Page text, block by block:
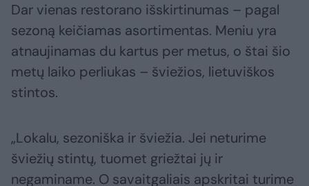
Dar vienas restorano išskirtinumas – pagal
sezoną keičiamas asortimentas. Meniu yra
atnaujinamas du kartus per metus, o štai šio
metų laiko perliukas – šviežios, lietuviškos
stintos.
„Lokalu, sezoniška ir šviežia. Jei neturime
šviežių stintų, tuomet griežtai jų ir
negaminame. O savaitgaliais apskritai turime